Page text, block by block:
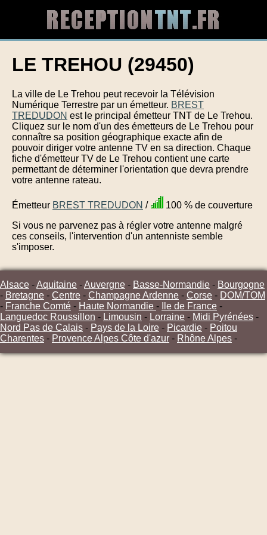
LE TREHOU (29450)
La ville de Le Trehou peut recevoir la Télévision
Numérique Terrestre par un émetteur. BREST
TREDUDON est le principal émetteur TNT de Le Trehou.
Cliquez sur le nom d'un des émetteurs de Le Trehou pour
connaître sa position géographique exacte afin de
pouvoir diriger votre antenne TV en sa direction. Chaque
fiche d'émetteur TV de Le Trehou contient une carte
permettant de déterminer l'orientation que devra prendre
votre antenne rateau.
Émetteur BREST TREDUDON /
100 % de couverture
Si vous ne parvenez pas à régler votre antenne malgré
ces conseils, l'intervention d'un antenniste semble
s'imposer.
Alsace -Aquitaine -Auvergne - Basse-Normandie - Bourgogne
- Bretagne - Centre - Champagne Ardenne - Corse - DOM/TOM
- Franche Comté - Haute Normandie - Ile de France -
Languedoc Roussillon - Limousin - Lorraine - Midi Pyrénées -
Nord Pas de Calais - Pays de la Loire - Picardie - Poitou
Charentes - Provence Alpes Côte d'azur - Rhône Alpes -